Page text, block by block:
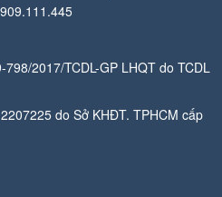
2017/TCDL-GP LHQT do TCDL
do Sở KHĐT. TPHCM cấp